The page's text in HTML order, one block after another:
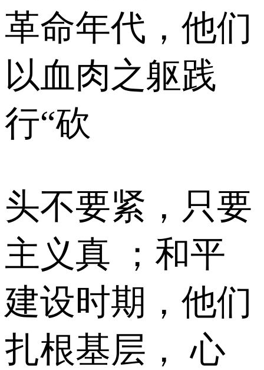
革命年代，他们
以血肉之躯践
行“砍
头不要紧，只要
主义真 ；和平
建设时期，他们
扎根基层， 心